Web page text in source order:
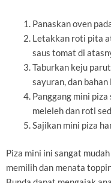
Panaskan oven
Letakkan roti pita
saus tomat di
Taburkan keju
sayuran, dan
Panggang mini
meleleh dan roti
Sajikan mini piza
Piza mini ini sangat
memilih dan menata